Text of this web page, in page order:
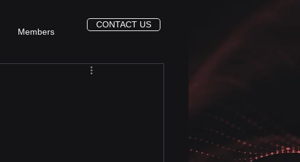
Members
CONTACT US